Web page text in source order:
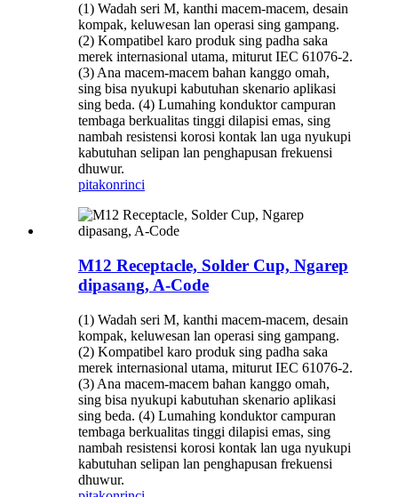
(1) Wadah seri M, kanthi macem-macem, desain
kompak, keluwesan lan operasi sing gampang.
(2) Kompatibel karo produk sing padha saka
merek internasional utama, miturut IEC 61076-2.
(3) Ana macem-macem bahan kanggo omah,
sing bisa nyukupi kabutuhan skenario aplikasi
sing beda. (4) Lumahing konduktor campuran
tembaga berkualitas tinggi dilapisi emas, sing
nambah resistensi korosi kontak lan uga nyukupi
kabutuhan selipan lan penghapusan frekuensi
dhuwur.
pitakonrinci
M12 Receptacle, Solder Cup, Ngarep
dipasang, A-Code
(1) Wadah seri M, kanthi macem-macem, desain
kompak, keluwesan lan operasi sing gampang.
(2) Kompatibel karo produk sing padha saka
merek internasional utama, miturut IEC 61076-2.
(3) Ana macem-macem bahan kanggo omah,
sing bisa nyukupi kabutuhan skenario aplikasi
sing beda. (4) Lumahing konduktor campuran
tembaga berkualitas tinggi dilapisi emas, sing
nambah resistensi korosi kontak lan uga nyukupi
kabutuhan selipan lan penghapusan frekuensi
dhuwur.